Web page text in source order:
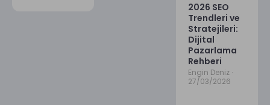
2026 SEO
Trendleri ve
Stratejileri:
Dijital
Pazarlama
Rehberi
Engin Deniz
27/03/2026